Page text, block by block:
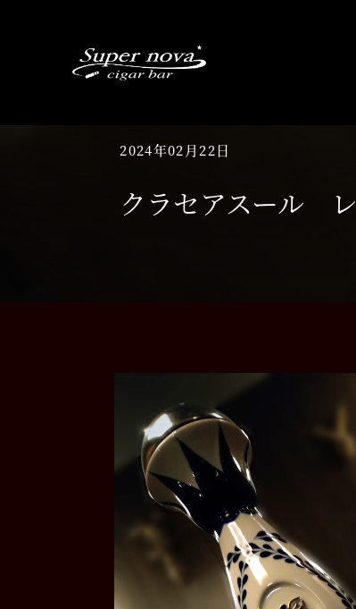
2024年02月22日
クラセアスール